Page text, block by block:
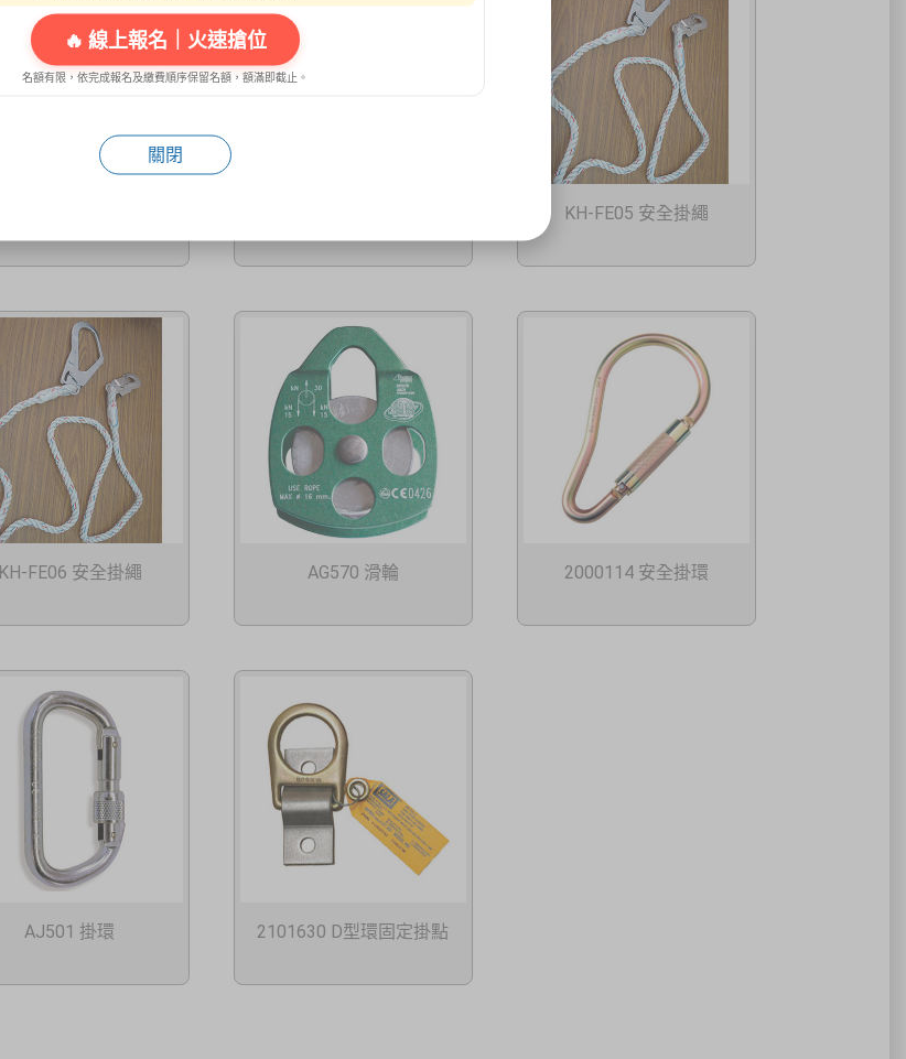
KH-FE05 安全掛繩
KH-FE06 安全掛繩 AG570 滑輪 2000114 安全掛環
AJ501 掛環 2101630 D型環固定掛點
🔥 線上報名｜火速搶位
名額有限，依完成報名及繳費順序保留名額，額滿即截止。
關閉